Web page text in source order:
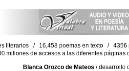
literarios / 16,458 poemas en texto / 4356
millones de accesos a las diferentes
Blanca Orozco de Mateos / desarrollo